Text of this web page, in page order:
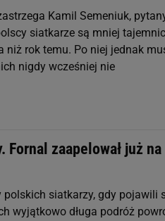
Kamil Semeniuk,
siatkarze są mniej
niż rok temu. Po niej jednak
nigdy wcześniej nie
zaapelował już na
polskich siatkarzy, gdy pojawili
wyjątkowo długa podróż